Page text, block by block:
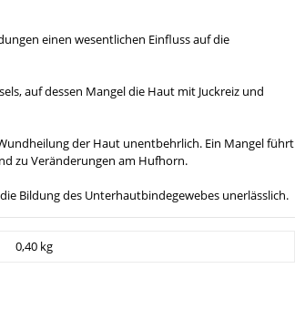
einen wesentlichen Einfluss auf die
auf dessen Mangel die Haut mit Juckreiz und
der Haut unentbehrlich. Ein Mangel führt
zu Veränderungen am Hufhorn.
Bildung des Unterhautbindegewebes unerlässlich.
0,40 kg